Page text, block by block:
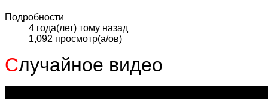
Подробности
4 года(лет) тому назад
1,092 просмотр(а/ов)
Случайное видео